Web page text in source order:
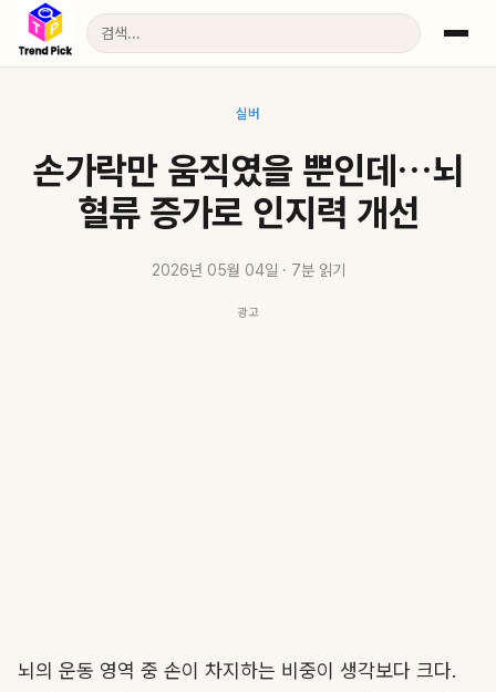
실버
손가락만 움직였을 뿐인데…뇌
혈류 증가로 인지력 개선
2026년 05월 04일 · 7분 읽기
광고
뇌의 운동 영역 중 손이 차지하는 비중이 생각보다 크다.